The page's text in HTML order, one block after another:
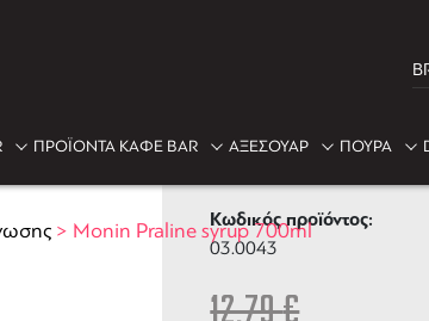
ΠΡΟΪΟΝΤΑ ΚΑΦΕ BAR ΑΞΕΣΟΥΑΡ ΠΟΥΡΑ
> Monin Praline syrup 700ml
Monin
Κωδικός προϊόντος:
03.0043